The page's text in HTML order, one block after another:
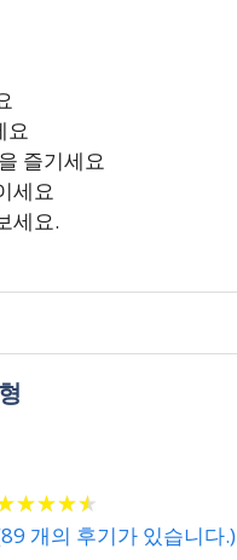
요
즐기세요
세요
세요.
★★★★
★★★★
89 개의 후기가 있습니다.)